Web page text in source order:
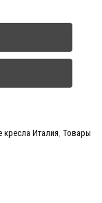
кресла Италия, Товары